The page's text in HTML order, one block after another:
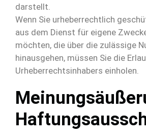
darstellt.
Wenn Sie urheberrechtlich
aus dem Dienst für eigene
möchten, die über die zulässige
hinausgehen, müssen Sie die
Urheberrechtsinhabers einholen.